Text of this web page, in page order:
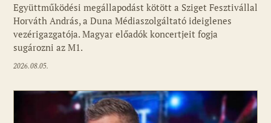
Fotó: media1.hu
Együttműködési megállapodást kötött a Sziget Fesztivállal
Horváth András, a Duna Médiaszolgáltató ideiglenes
vezérigazgatója. Magyar előadók koncertjeit fogja
sugározni az M1.
2026.08.05.